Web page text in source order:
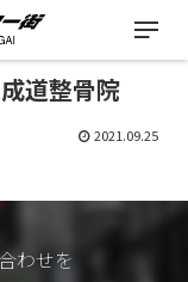
道整骨院
2021.09.25
わせを